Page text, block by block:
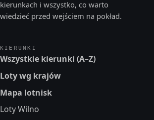
kierunkach i wszystko, co warto
wiedzieć przed wejściem na pokład.
KIERUNKI
Wszystkie kierunki (A–Z)
Loty wg krajów
Mapa lotnisk
Loty Wilno